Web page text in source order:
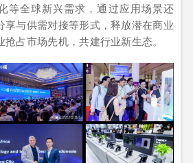
等全球新兴需求，通过应用场景还
享与供需对接等形式，释放潜在商业
占市场先机，共建行业新生态。